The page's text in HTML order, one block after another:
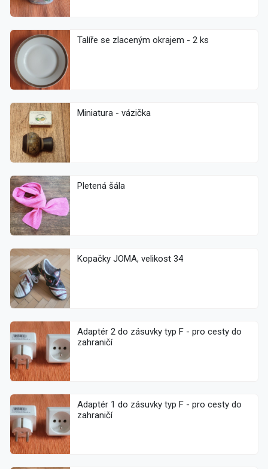
Talíře se zlaceným okrajem - 2 ks
Miniatura - vázička
Pletená šála
Kopačky JOMA, velikost 34
Adaptér 2 do zásuvky typ F - pro cesty do
zahraničí
Adaptér 1 do zásuvky typ F - pro cesty do
zahraničí